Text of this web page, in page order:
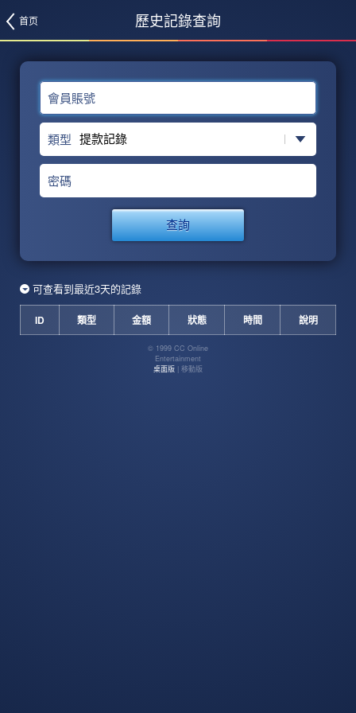
首页 歷史記錄查詢
會員賬號
類型
密碼
查詢
可查看到最近3天的記錄
ID 類型 金額 狀態 時間 說明
© 1999 CC Online
Entertainment
桌面版 | 移動版